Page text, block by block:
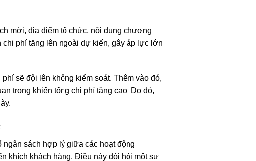
mời, địa điểm tổ chức, nội dung chương
chi phí tăng lên ngoài dự kiến, gây áp lực lớn
sẽ đội lên không kiểm soát. Thêm vào đó,
trọng khiến tổng chi phí tăng cao. Do đó,
ngân sách hợp lý giữa các hoạt động
khích khách hàng. Điều này đòi hỏi một sự